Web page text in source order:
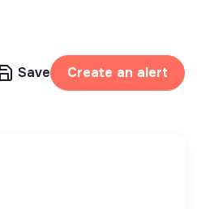
Save Create an alert